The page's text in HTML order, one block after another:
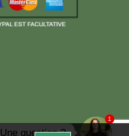
Une question ?
1